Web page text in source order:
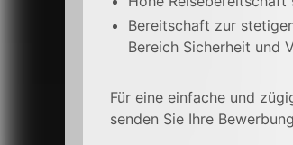
Bereitschaft zur
Bereich Sicherheit und
Für eine einfache und
senden Sie Ihre